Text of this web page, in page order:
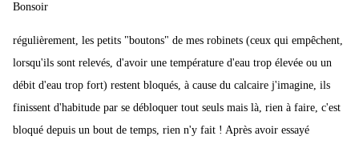
Bonsoir
régulièrement, les petits "boutons" de mes robinets (ceux qui empêchent,
lorsqu'ils sont relevés, d'avoir une température d'eau trop élevée ou un
débit d'eau trop fort) restent bloqués, à cause du calcaire j'imagine, ils
finissent d'habitude par se débloquer tout seuls mais là, rien à faire, c'est
bloqué depuis un bout de temps, rien n'y fait ! Après avoir essayé